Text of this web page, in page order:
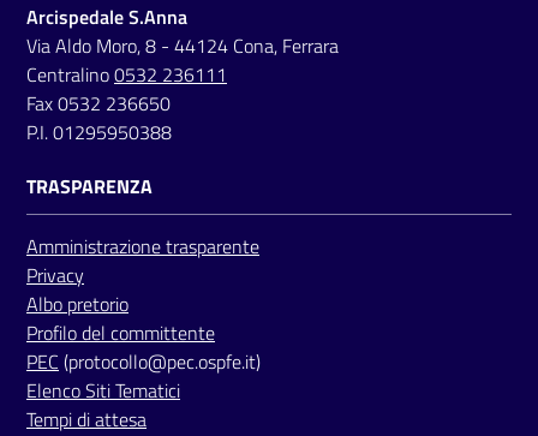
Arcispedale S.Anna
Via Aldo Moro, 8 - 44124 Cona, Ferrara
Centralino0532 236111
Fax 0532 236650
P.I. 01295950388
TRASPARENZA
Amministrazione trasparente
Privacy
Albo pretorio
Profilo del committente
PEC (protocollo@pec.ospfe.it)
Elenco Siti Tematici
Tempi di attesa